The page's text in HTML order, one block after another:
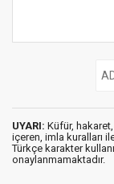
UYARI: Küfür,
içeren, imla kuralları
Türkçe karakter
onaylanmamaktadır.